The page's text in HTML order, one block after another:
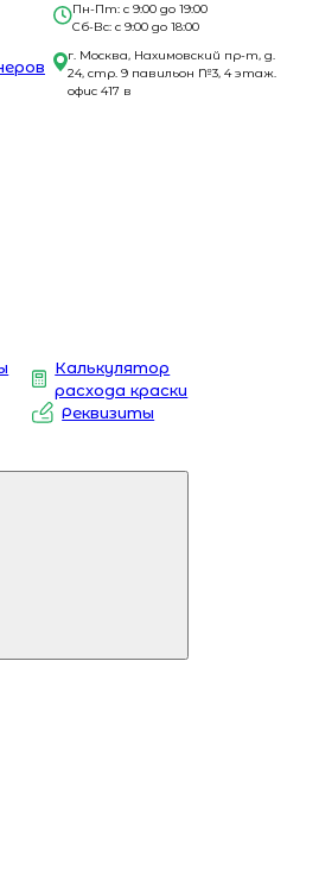
Пн-Пт: с 9:00 до 19:00
Сб-Вс: с 9:00 до 18:00
г. Москва, Нахимовский пр-т, д.
24, стр. 9 павильон №3, 4 этаж.
офис 417 в
Калькулятор
расхода краски
Реквизиты